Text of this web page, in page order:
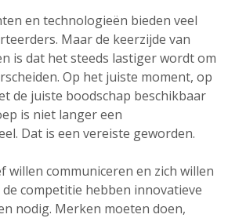
en technologieën bieden veel
Maar de keerzijde van
is dat het steeds lastiger wordt om
Op het juiste moment, op
de juiste boodschap beschikbaar
is niet langer een
Dat is een vereiste geworden.
willen communiceren en zich willen
competitie hebben innovatieve
nodig. Merken moeten doen,